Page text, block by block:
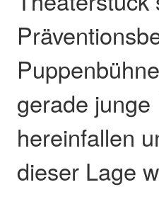
gerade
hereinfallen
dieser Lage